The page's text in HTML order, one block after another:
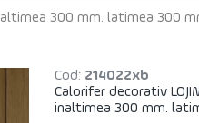
300 mm. latimea 300
Cod: 214022xb
Calorifer decorativ
inaltimea 300 mm.